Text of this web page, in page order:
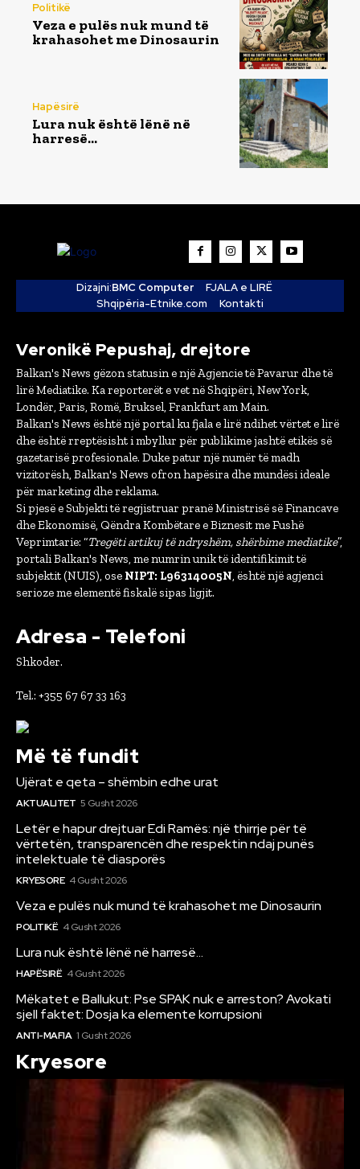
Politikë
Veza e pulës nuk mund të
krahasohet me Dinosaurin
Hapësirë
Lura nuk është lënë në
harresë…
Dizajni:BMC Computer
FJALA e LIRË
Shqipëria-Etnike.com
Kontakti
Veronikë Pepushaj, drejtore
Balkan's News gëzon statusin e një Agjencie të Pavarur dhe të
lirë Mediatike. Ka reporterët e vet në Shqipëri, New York,
Londër, Paris, Romë, Bruksel, Frankfurt am Main.
Balkan's News është një portal ku fjala e lirë ndihet vërtet e lirë
dhe është rreptësisht i mbyllur për publikime jashtë etikës së
gazetarisë profesionale. Duke patur një numër të madh
vizitorësh, Balkan's News ofron hapësira dhe mundësi ideale
për marketing dhe reklama.
Si pjesë e Subjekti të regjistruar pranë Ministrisë së Financave
dhe Ekonomisë, Qëndra Kombëtare e Biznesit me Fushë
Veprimtarie: “Tregëti artikuj të ndryshëm, shërbime mediatike”,
portali Balkan's News, me numrin unik të identifikimit të
subjektit (NUIS), ose NIPT: L96314005N , është një agjenci
serioze me elementë fiskalë sipas ligjit.
Adresa - Telefoni
Shkoder.
Tel.: +355 67 67 33 163
Më të fundit
Ujërat e qeta – shëmbin edhe urat
AKTUALITET 5 Gusht 2026
Letër e hapur drejtuar Edi Ramës: një thirrje për të
vërtetën, transparencën dhe respektin ndaj punës
intelektuale të diasporës
KRYESORE 4 Gusht 2026
Veza e pulës nuk mund të krahasohet me Dinosaurin
POLITIKË 4 Gusht 2026
Lura nuk është lënë në harresë…
HAPËSIRË 4 Gusht 2026
Mëkatet e Ballukut: Pse SPAK nuk e arreston? Avokati
sjell faktet: Dosja ka elemente korrupsioni
ANTI-MAFIA 1 Gusht 2026
Kryesore